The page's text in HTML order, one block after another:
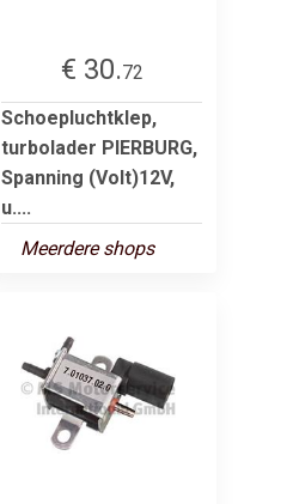
€ 30.72
Schoepluchtklep,
turbolader PIERBURG,
Spanning (Volt)12V,
u....
Meerdere shops